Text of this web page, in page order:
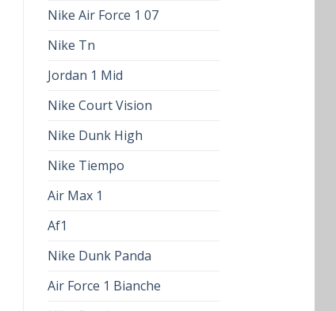
Nike Air Force 1 07
Nike Tn
Jordan 1 Mid
Nike Court Vision
Nike Dunk High
Nike Tiempo
Air Max 1
Af1
Nike Dunk Panda
Air Force 1 Bianche